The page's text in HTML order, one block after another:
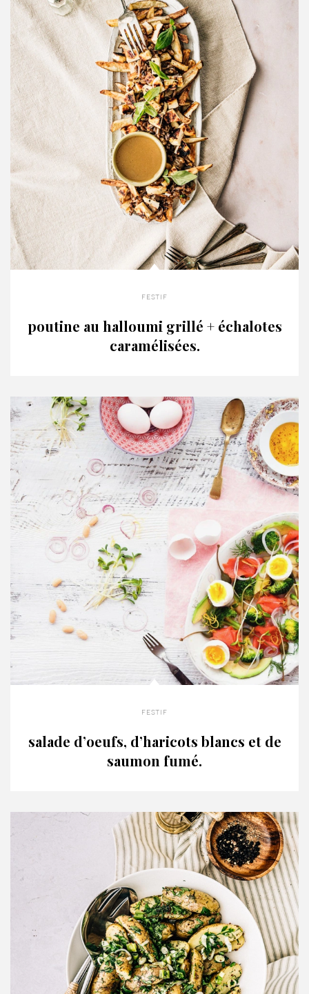
festif
poutine au halloumi grillé + échalotes
caramélisées.
festif
salade d’oeufs, d’haricots blancs et de
saumon fumé.